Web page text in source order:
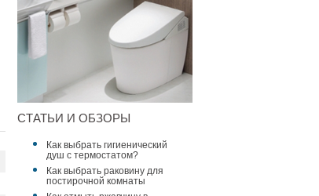
СТАТЬИ И ОБЗОРЫ
Как выбрать гигиенический
душ с термостатом?
Как выбрать раковину для
постирочной комнаты